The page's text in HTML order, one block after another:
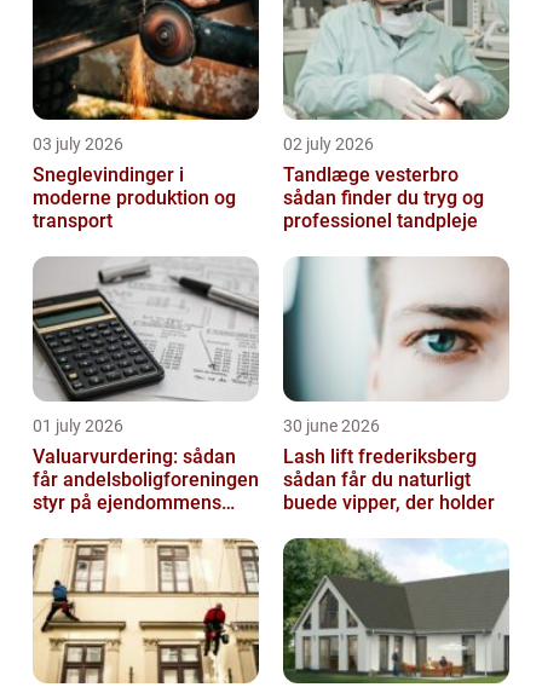
03 july 2026
Sneglevindinger i
moderne produktion og
transport
02 july 2026
Tandlæge vesterbro
sådan finder du tryg og
professionel tandpleje
01 july 2026
Valuarvurdering: sådan
får andelsboligforeningen
styr på ejendommens
30 june 2026
Lash lift frederiksberg
sådan får du naturligt
buede vipper, der holder